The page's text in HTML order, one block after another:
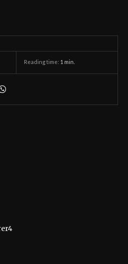
Reading time: 1 min.